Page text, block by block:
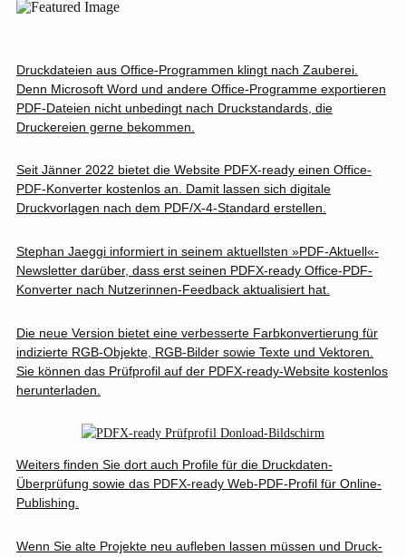
Druckdateien aus Office-Programmen klingt nach Zauberei.
Denn Microsoft Word und andere Office-Programme exportieren
PDF-Dateien nicht unbedingt nach Druckstandards, die
Druckereien gerne bekommen.
Seit Jänner 2022 bietet die Website PDFX-ready einen Office-
PDF-Konverter kostenlos an. Damit lassen sich digitale
Druckvorlagen nach dem PDF/X-4-Standard erstellen.
Stephan Jaeggi informiert in seinem aktuellsten »PDF-Aktuell«-
Newsletter darüber, dass erst seinen PDFX-ready Office-PDF-
Konverter nach Nutzerinnen-Feedback aktualisiert hat.
Die neue Version bietet eine verbesserte Farbkonvertierung für
indizierte RGB-Objekte, RGB-Bilder sowie Texte und Vektoren.
Sie können das Prüfprofil auf der PDFX-ready-Website kostenlos
herunterladen.
Weiters finden Sie dort auch Profile für die Druckdaten-
Überprüfung sowie das PDFX-ready Web-PDF-Profil für Online-
Publishing.
Wenn Sie alte Projekte neu aufleben lassen müssen und Druck-